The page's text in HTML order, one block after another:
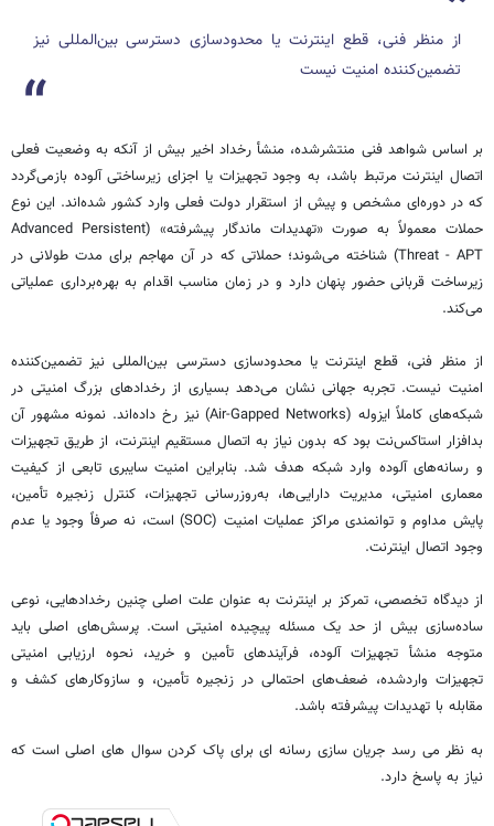
از منظر فنی، قطع اینترنت یا محدودسازی دسترسی بین‌المللی نیز
تضمین‌کننده امنیت نیست
بر اساس شواهد فنی منتشرشده، منشأ رخداد اخیر بیش از آنکه به وضعیت فعلی
اتصال اینترنت مرتبط باشد، به وجود تجهیزات یا اجزای زیرساختی آلوده بازمی‌گردد
که در دوره‌ای مشخص و پیش از استقرار دولت فعلی وارد کشور شده‌اند. این نوع
حملات معمولاً به صورت «تهدیدات ماندگار پیشرفته» (Advanced Persistent
Threat - APT) شناخته می‌شوند؛ حملاتی که در آن مهاجم برای مدت طولانی در
زیرساخت قربانی حضور پنهان دارد و در زمان مناسب اقدام به بهره‌برداری عملیاتی
می‌کند.
از منظر فنی، قطع اینترنت یا محدودسازی دسترسی بین‌المللی نیز تضمین‌کننده
امنیت نیست. تجربه جهانی نشان می‌دهد بسیاری از رخدادهای بزرگ امنیتی در
شبکه‌های کاملاً ایزوله (Air-Gapped Networks) نیز رخ داده‌اند. نمونه مشهور آن
بدافزار استاکس‌نت بود که بدون نیاز به اتصال مستقیم اینترنت، از طریق تجهیزات
و رسانه‌های آلوده وارد شبکه هدف شد. بنابراین امنیت سایبری تابعی از کیفیت
معماری امنیتی، مدیریت دارایی‌ها، به‌روزرسانی تجهیزات، کنترل زنجیره تأمین،
پایش مداوم و توانمندی مراکز عملیات امنیت (SOC) است، نه صرفاً وجود یا عدم
وجود اتصال اینترنت.
از دیدگاه تخصصی، تمرکز بر اینترنت به عنوان علت اصلی چنین رخدادهایی، نوعی
ساده‌سازی بیش از حد یک مسئله پیچیده امنیتی است. پرسش‌های اصلی باید
متوجه منشأ تجهیزات آلوده، فرآیندهای تأمین و خرید، نحوه ارزیابی امنیتی
تجهیزات واردشده، ضعف‌های احتمالی در زنجیره تأمین، و سازوکارهای کشف و
مقابله با تهدیدات پیشرفته باشد.
به نظر می رسد جریان سازی رسانه ای برای پاک کردن سوال های اصلی است که
نیاز به پاسخ دارد.